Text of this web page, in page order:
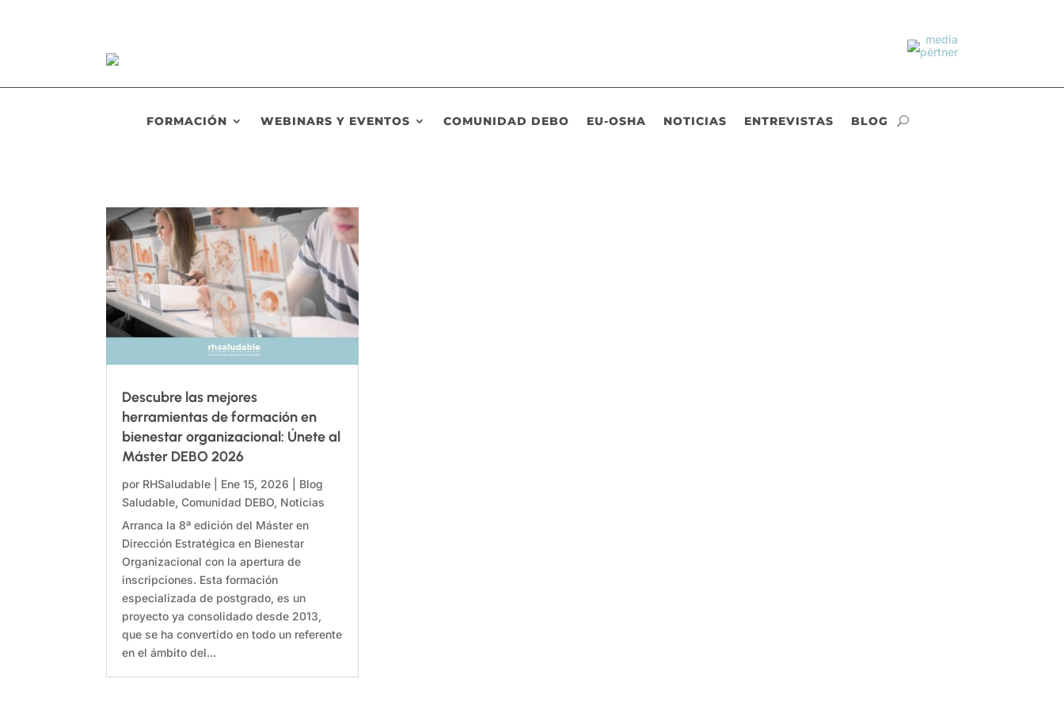
FORMACIÓN WEBINARS Y EVENTOS COMUNIDAD DEBO EU-OSHA NOTICIAS ENTREVISTAS BLOG
Descubre las mejores
herramientas de formación en
bienestar organizacional: Únete al
Máster DEBO 2026
por RHSaludable Ene 15, 2026
Blog
Saludable,Comunidad DEBO, Noticias
Arranca la 8ª edición del Máster en
Dirección Estratégica en Bienestar
Organizacional con la apertura de
inscripciones. Esta formación
especializada de postgrado, es un
proyecto ya consolidado desde 2013,
que se ha convertido en todo un referente
en el ámbito del...